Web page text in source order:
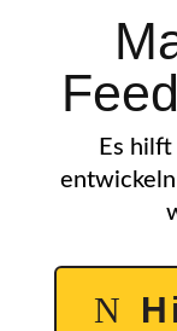
Es
entwickeln